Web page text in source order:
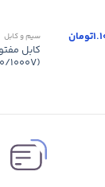
تومان سیم و کابل
(۶۰۰/۱۰۰۰V) (NYY)